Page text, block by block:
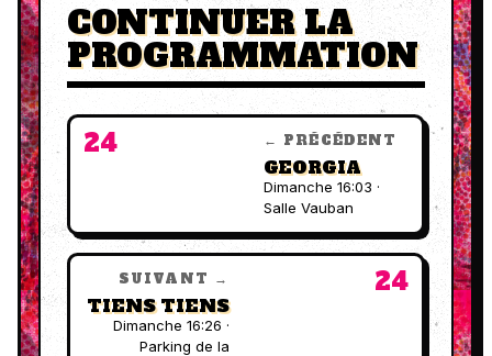
CONTINUER LA
PROGRAMMATION
24 ← PRÉCÉDENT
GEORGIA
Dimanche 16:03 ·
Salle Vauban
SUIVANT →
TIENS TIENS
Dimanche 16:26 ·
Parking de la
24